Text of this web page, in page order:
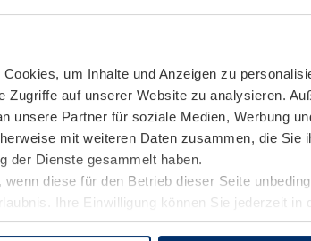
Cookies, um Inhalte und Anzeigen zu
auf unserer Website zu analysieren.
unsere Partner für soziale Medien, Werbung
mit weiteren Daten zusammen, die Sie
der Dienste gesammelt haben.
diese für den Betrieb dieser Seite
Ihre Einwilligung können Sie jederzeit in
ändern oder widerrufen.